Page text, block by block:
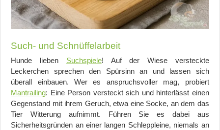
Such- und Schnüffelarbeit
Hunde lieben Suchspiele! Auf der Wiese versteckte
Leckerchen sprechen den Spürsinn an und lassen sich
überall einbauen. Wer es anspruchsvoller mag, probiert
Mantrailing: Eine Person versteckt sich und hinterlässt einen
Gegenstand mit ihrem Geruch, etwa eine Socke, an dem das
Tier Witterung aufnimmt. Führen Sie es dabei aus
Sicherheitsgründen an einer langen Schleppleine, niemals an